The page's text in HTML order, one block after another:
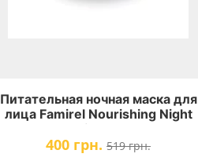
Питательная ночная маска для
лица Famirel Nourishing Night
Facial Mask
400 грн. 519 грн.